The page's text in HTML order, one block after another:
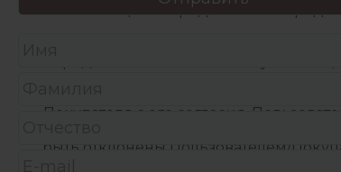
числе и в целях продвижения
Продавец использует персональные
перед Пользователем и
Продавец имеет право отправлять
Покупателя с его согласия.
отказа. Сервисные сообщения,
быть отклонены Пользователем/